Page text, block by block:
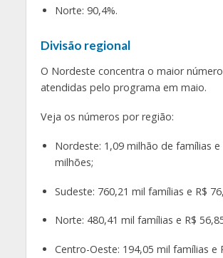
Norte: 90,4%.
Divisão regional
O Nordeste concentra o maior
atendidas pelo programa em maio.
Veja os números por região:
Nordeste: 1,09 milhão de famílias e
milhões;
Sudeste: 760,21 mil famílias e R$
Norte: 480,41 mil famílias e R$
Centro-Oeste: 194,05 mil famílias e